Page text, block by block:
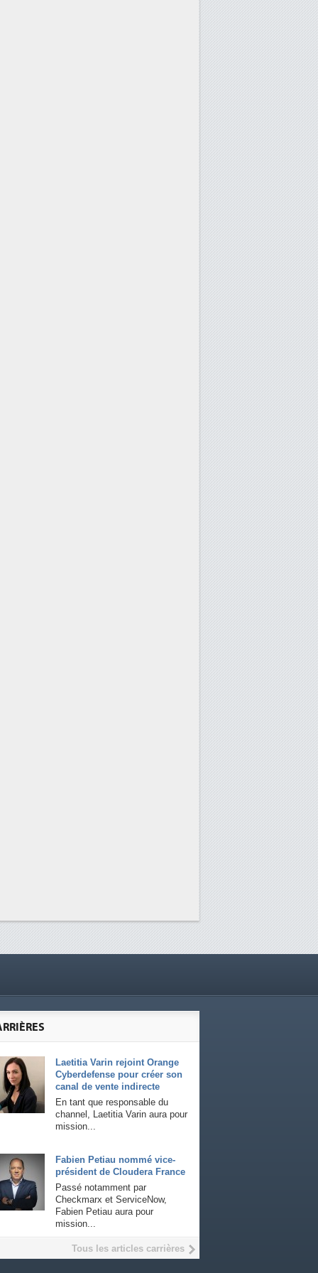
Laetitia Varin rejoint Orange
Cyberdefense pour créer son
canal de vente indirecte
En tant que responsable du
channel, Laetitia Varin aura pour
mission...
Fabien Petiau nommé vice-
président de Cloudera France
Passé notamment par
Checkmarx et ServiceNow,
Fabien Petiau aura pour
mission...
Tous les articles carrières